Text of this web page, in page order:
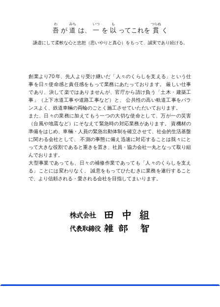
吾
わ
が 道
みち
は、 一
いつ
を 以
も
ってこれを 貫
つらぬ
く
謙虚にして柔軟な心と忠恕（思いやりと真心）をもって、誠実であり続ける。
創業より70年、先人より受け継いだ「人々のくらしを支える」という仕
事を日々使命感と責任感をもって業務にあたっております。 厳しい仕事
であり、決して楽ではありませんが、官庁から請け負う「土木・建築工
事」（上下水道工事や道路工事など）と、 公共性の高い軌道工事をバラ
ンスよく、鉄道車輛の両輪のごとく施工させていただいております。
また、日々の業務に加えてもう一つの大切な使命として、万が一の災害
（台風や地震など）にそなえて緊急時の対応業務があります。 資機材の
準備をはじめ、車輛・人員の緊急出動体制を確立させて、社会的生活基盤
に関わる会社として、 不測の事態に備え迅速に対応することは我々にと
って大きな役割であると重きを置き、社員・協力会社一丸となって取り組
んでおります。
大型事業であっても、日々の補修作業であっても「人々のくらしを支え
る」ことには変わりなく、 誠意をもってひたむきに業務を遂行すること
で、より信頼される・愛される会社を目指してまいります。